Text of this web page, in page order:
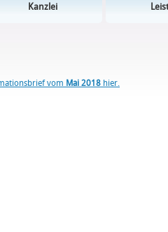
Kanzlei
vom Mai 2018 hier.